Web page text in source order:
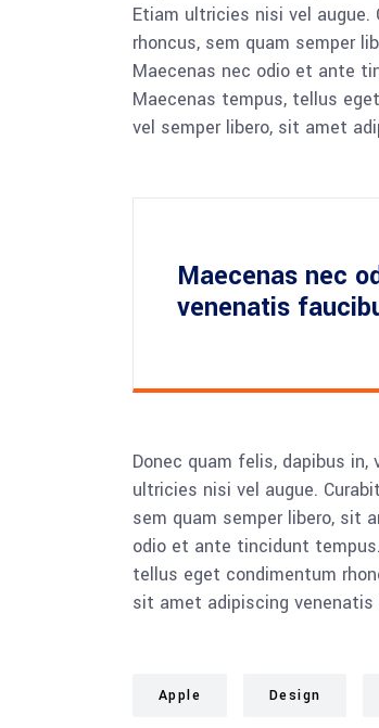
Etiam ultricies nisi vel
rhoncus, sem quam semper
Maecenas nec odio et ante
Maecenas tempus, tellus
vel semper libero, sit amet
Maecenas nec
venenatis
Donec quam felis, dapibus
ultricies nisi vel augue.
sem quam semper libero, sit
odio et ante tincidunt
tellus eget condimentum
sit amet adipiscing
Apple Design